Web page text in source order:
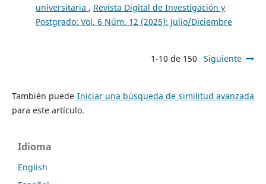
universitaria , Revista Digital de Investigación y
Postgrado: Vol. 6 Núm. 12 (2025): Julio/Diciembre
1-10 de 150 Siguiente
También puede Iniciar una búsqueda de similitud avanzada
para este artículo.
Idioma
English